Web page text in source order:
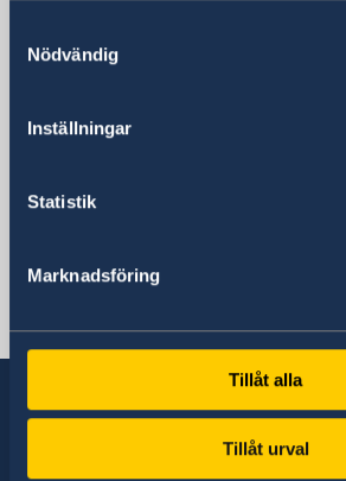
Nödvändig
Inställningar
Statistik
Marknadsföring
Tillåt alla
Tillåt urval
Av. des Ambassadeurs
Fann Résidence
+221 33 829 96 66
ambassaden.dakar@gov.se